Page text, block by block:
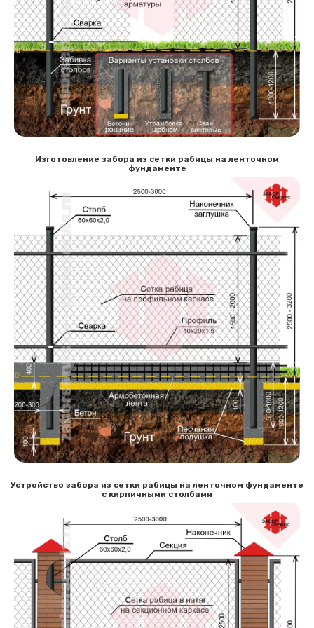
Изготовление забора из сетки рабицы на ленточном
фундаменте
Устройство забора из сетки рабицы на ленточном фундаменте
с кирпичными столбами
Сообщение успешно
отправлено
Спасибо за обращение, наш специалист свяжется с
Вами.